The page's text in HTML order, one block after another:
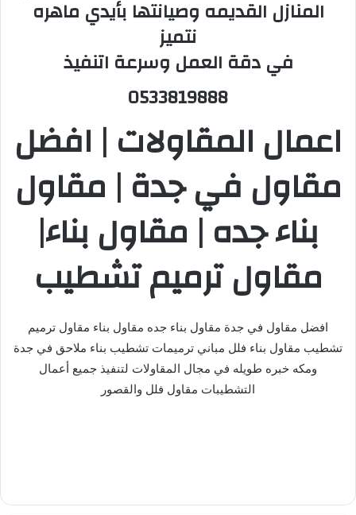
المنازل القديمه وصيانتها بأيدي ماهره
نتميز
في دقة العمل وسرعة اتنفيذ
0533819888
اعمال المقاولات | افضل
مقاول في جدة | مقاول
بناء جده | مقاول بناء|
مقاول ترميم تشطيب
افضل مقاول في جدة مقاول بناء جده مقاول بناء مقاول ترميم
تشطيب مقاول بناء فلل مباني ترميمات تشطيب بناء ملاحق في جدة
ومكه خبره طويله في مجال المقاولات لتنفيذ جميع أعمال
التشطيبات مقاول فلل والقصور